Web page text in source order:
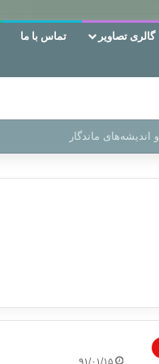
گالری تصاویر تماس با ما
۹۱/۰۱/۱۵